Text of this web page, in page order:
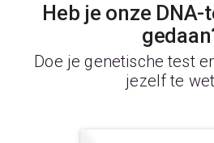
Heb je onze
Doe je genetische test
jezelf te